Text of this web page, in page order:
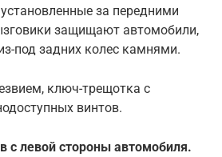
за передними
защищают автомобили,
под задних колес камнями.
ключ-трещотка с
винтов.
с левой стороны автомобиля.